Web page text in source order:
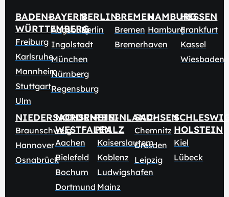
BADEN-
WÜRTTEMBERG
Freiburg
Karlsruhe
Mannheim
Stuttgart
Ulm
BAYERN
Augsburg
Ingolstadt
München
Nürnberg
Regensburg
BERLIN
Berlin
BREMEN
Bremen
Bremerhaven
HAMBURG
Hamburg
HESSEN
Frankfurt
Kassel
Wiesbaden
NIEDERSACHSEN
Braunschweig
Hannover
Osnabrück
NORDRHEIN-
WESTFALEN
Aachen
Bielefeld
Bochum
Dortmund
RHEINLAND-
PFALZ
Kaiserslautern
Koblenz
Ludwigshafen
Mainz
SACHSEN
Chemnitz
Dresden
Leipzig
HOLSTEIN
Kiel
Lübeck